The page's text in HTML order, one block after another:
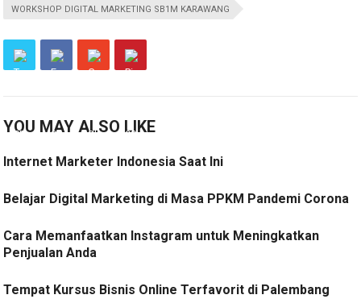
WORKSHOP DIGITAL MARKETING SB1M KARAWANG
YOU MAY ALSO LIKE
Internet Marketer Indonesia Saat Ini
Belajar Digital Marketing di Masa PPKM Pandemi Corona
Cara Memanfaatkan Instagram untuk Meningkatkan
Penjualan Anda
Tempat Kursus Bisnis Online Terfavorit di Palembang